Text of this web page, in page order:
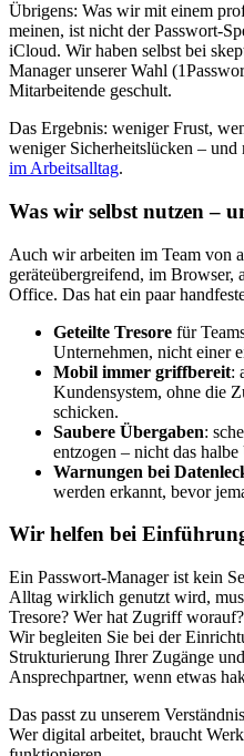
Übrigens: Was wir mit einem
meinen, ist nicht der Passwort-
iCloud. Wir haben selbst bei
Manager unserer Wahl
Mitarbeitende geschult.
Das Ergebnis: weniger Frust,
weniger Sicherheitslücken – und
im Arbeitsalltag.
Was wir selbst nutzen –
Auch wir arbeiten im Team von
geräteübergreifend, im Browser,
Office. Das hat ein paar
Geteilte Tresore für
Unternehmen, nicht einer
Mobil immer griffbereit:
Kundensystem, ohne die
schicken.
Saubere Übergaben:
entzogen – nicht das
Warnungen bei
werden erkannt, bevor
Wir helfen bei
Ein Passwort-Manager ist kein
Alltag wirklich genutzt wird,
Tresore? Wer hat Zugriff
Wir begleiten Sie bei der
Strukturierung Ihrer Zugänge
Ansprechpartner, wenn etwas
Das passt zu unserem
Wer digital arbeitet, braucht